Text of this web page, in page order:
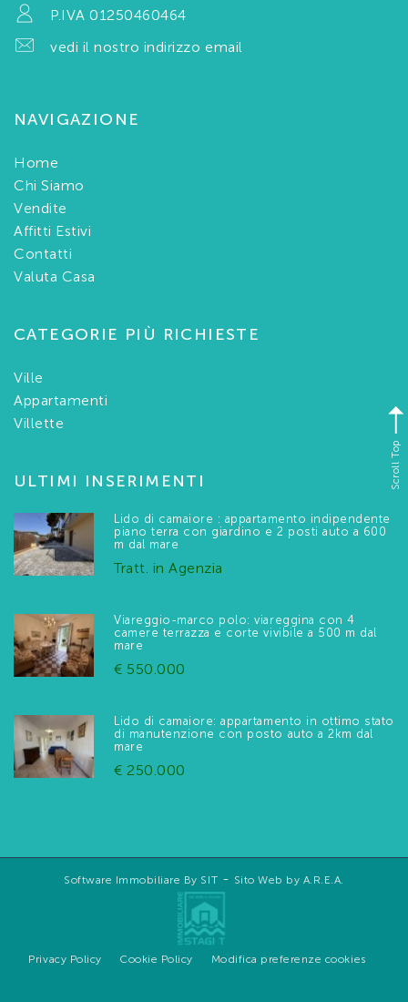
P.IVA 01250460464
vedi il nostro indirizzo email
NAVIGAZIONE
Home
Chi Siamo
Vendite
Affitti Estivi
Contatti
Valuta Casa
CATEGORIE PIÙ RICHIESTE
Ville
Appartamenti
Villette
ULTIMI INSERIMENTI
Lido di camaiore : appartamento indipendente
piano terra con giardino e 2 posti auto a 600
m dal mare
Tratt. in Agenzia
Viareggio-marco polo: viareggina con 4
camere terrazza e corte vivibile a 500 m dal
mare
€ 550.000
Lido di camaiore: appartamento in ottimo stato
di manutenzione con posto auto a 2km dal
mare
€ 250.000
Software Immobiliare By SIT - Sito Web by A.R.E.A.
Privacy Policy Cookie Policy Modifica preferenze cookies
Scroll Top